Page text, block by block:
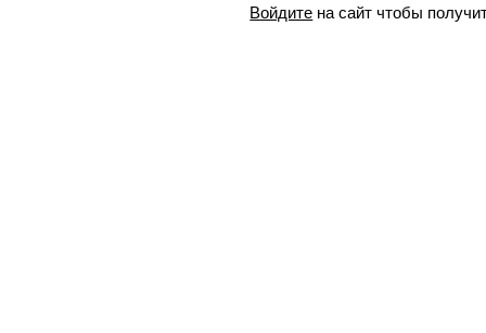
Войдите на сайт чтобы